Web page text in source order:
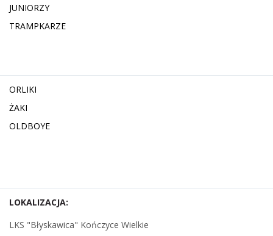
JUNIORZY
TRAMPKARZE
ORLIKI
ŻAKI
OLDBOYE
LOKALIZACJA:
LKS "Błyskawica" Kończyce Wielkie